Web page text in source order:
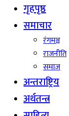
गृहपृष्ठ
समाचार
रंगमञ्च
राजनीति
समाज
अन्तराष्ट्रिय
अर्थतन्त्र